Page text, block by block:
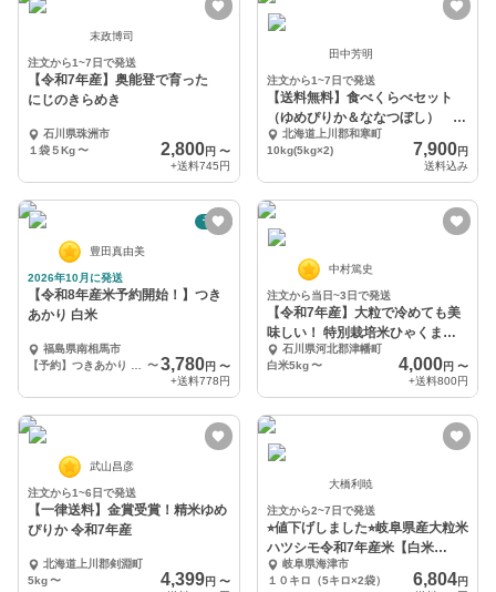
末政博司
注文から1~7日で発送
【令和7年産】奥能登で育った
にじのきらめき
石川県珠洲市
１袋５Kg〜 2,800円 〜
+送料745円
田中芳明
注文から1~7日で発送
【送料無料】食べくらべセット
（ゆめぴりか＆ななつぼし） 令
和7年産
北海道上川郡和寒町
10kg(5kg×2)
7,900円
送料込み
予約
豊田真由美
2026年10月に発送
【令和8年産米予約開始！】つき
あかり 白米
福島県南相馬市
〜 3,780円 〜
+送料778円
中村篤史
注文から当日~3日で発送
【令和7年産】大粒で冷めても美
味しい！ 特別栽培米ひゃくまん
穀 石川県産
石川県河北郡津幡町
白米5kg 〜 4,000円 〜
+送料800円
武山昌彦
注文から1~6日で発送
【一律送料】金賞受賞！精米ゆめ
ぴりか 令和7年産
北海道上川郡剣淵町
5kg〜 4,399円 〜
大橋利暁
注文から2~7日で発送
⭐︎値下げしました⭐︎岐阜県産大粒米
ハツシモ令和7年産米【白米
10kg】
岐阜県海津市
１０キロ（5キロ×2袋）
6,804円